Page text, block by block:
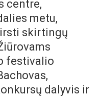
centre,
metu,
skirtingų
festivalio
dalyvis ir